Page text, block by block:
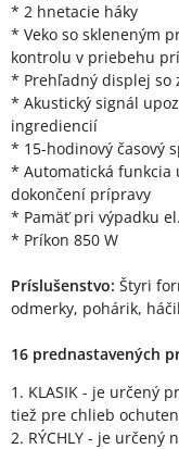
* 2 hnetacie háky
* Veko so skleneným
kontrolu v priebehu
* Prehľadný displej so
* Akustický signál
ingrediencií
* 15-hodinový časový
* Automatická funkcia
dokončení prípravy
* Pamäť pri výpadku
* Príkon 850 W
Príslušenstvo: Štyri
odmerky, pohárik,
16 prednastavených
1. KLASIK - je určený
tiež pre chlieb
2. RÝCHLY - je